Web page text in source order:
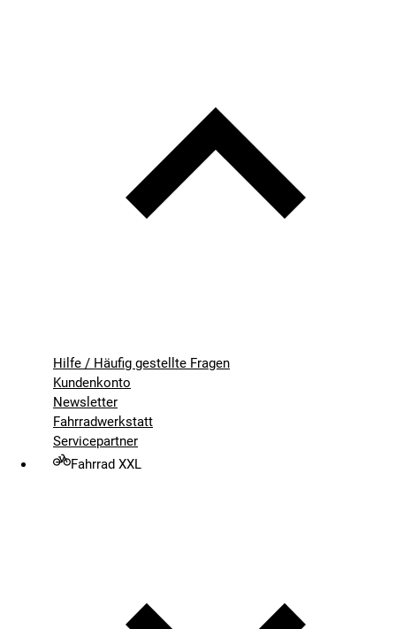
Hilfe / Häufig gestellte Fragen
Kundenkonto
Newsletter
Fahrradwerkstatt
Servicepartner
Fahrrad XXL